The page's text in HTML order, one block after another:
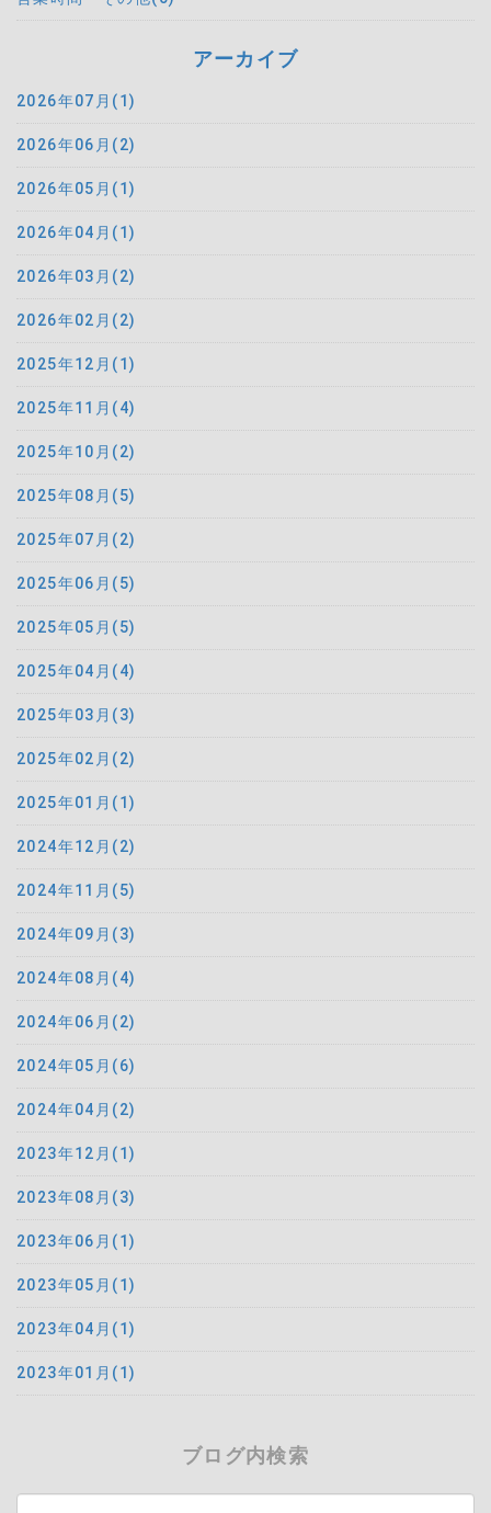
アーカイブ
2026年07月(1)
2026年06月(2)
2026年05月(1)
2026年04月(1)
2026年03月(2)
2026年02月(2)
2025年12月(1)
2025年11月(4)
2025年10月(2)
2025年08月(5)
2025年07月(2)
2025年06月(5)
2025年05月(5)
2025年04月(4)
2025年03月(3)
2025年02月(2)
2025年01月(1)
2024年12月(2)
2024年11月(5)
2024年09月(3)
2024年08月(4)
2024年06月(2)
2024年05月(6)
2024年04月(2)
2023年12月(1)
2023年08月(3)
2023年06月(1)
2023年05月(1)
2023年04月(1)
2023年01月(1)
ブログ内検索